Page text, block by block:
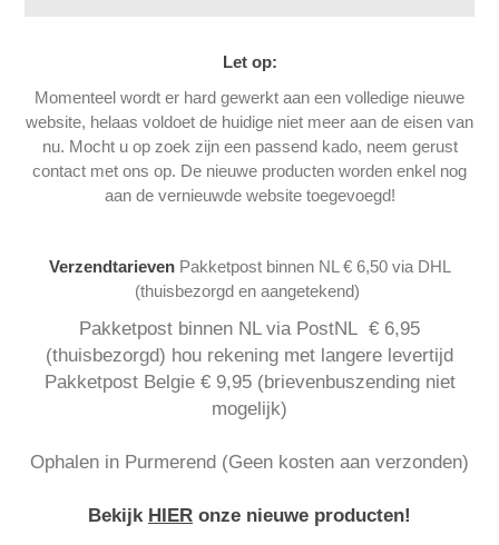
Let op:
Momenteel wordt er hard gewerkt aan een volledige nieuwe
website, helaas voldoet de huidige niet meer aan de eisen van
nu. Mocht u op zoek zijn een passend kado, neem gerust
contact met ons op. De nieuwe producten worden enkel nog
aan de vernieuwde website toegevoegd!
Verzendtarieven Pakketpost binnen NL € 6,50 via DHL
(thuisbezorgd en aangetekend)
Pakketpost binnen NL via PostNL € 6,95
(thuisbezorgd) hou rekening met langere levertijd
Pakketpost Belgie € 9,95 (brievenbuszending niet
mogelijk)
Ophalen in Purmerend (Geen kosten aan verzonden)
Bekijk HIER onze nieuwe producten!